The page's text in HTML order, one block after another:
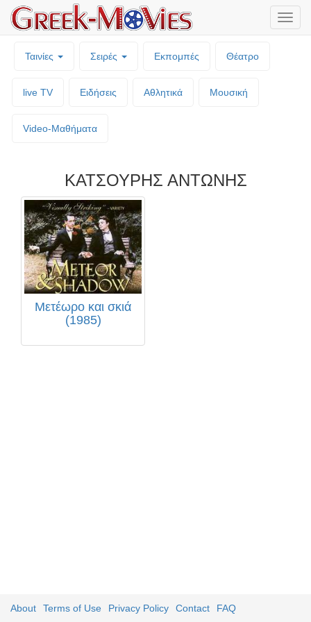
Ταινίες Σειρές Εκπομπές Θέατρο
live TV Ειδήσεις Αθλητικά Μουσική
Video-Mαθήματα
ΚΑΤΣΟΥΡΗΣ ΑΝΤΩΝΗΣ
Μετέωρο και σκιά
(1985)
About Terms of Use Privacy Policy Contact FAQ